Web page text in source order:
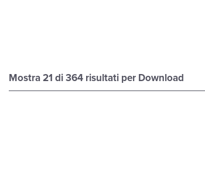
Mostra21 di 364 risultati per Download